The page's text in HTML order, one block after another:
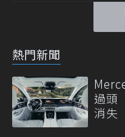
熱門新聞
過頭
消失